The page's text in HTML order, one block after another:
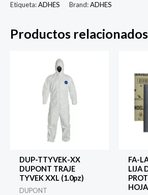
MASKING
AUTOMOTRIZ
Etiqueta:ADHES Brand:ADHES
Productos relacionados
DUP-TTYVEK-XX
DUPONT TRAJE
TYVEK XXL (1.0pz)
DUPONT
FA-
LIJA